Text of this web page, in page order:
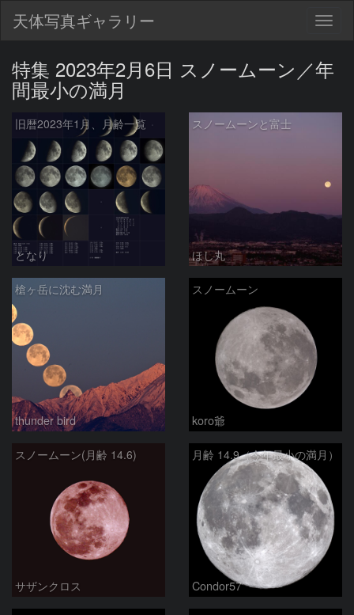
天体写真ギャラリー
特集 2023年2月6日 スノームーン／年
間最小の満月
旧暦2023年1月、月齢一覧
となり
スノームーンと富士
ほし丸
槍ヶ岳に沈む満月
thunder bird
スノームーン
koro爺
スノームーン(月齢 14.6)
サザンクロス
月齢 14.9（今年最小の満月）
Condor57